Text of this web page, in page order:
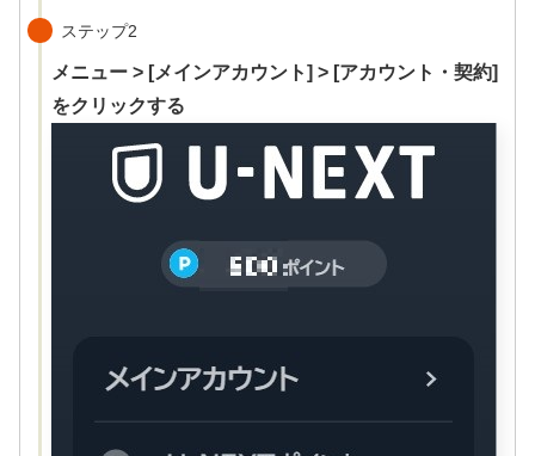
ステップ2
メニュー > [メインアカウント] > [アカウント・契約]
をクリックする